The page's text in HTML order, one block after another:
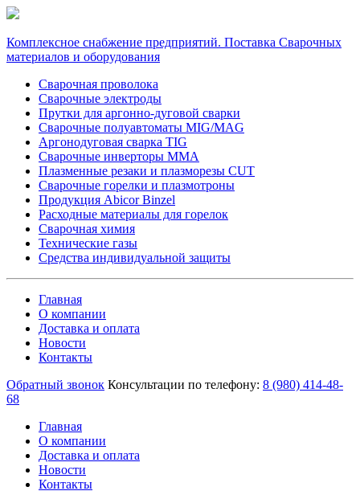
Комплексное снабжение предприятий. Поставка Сварочных
материалов и оборудования
Сварочная проволока
Сварочные электроды
Прутки для аргонно-дуговой сварки
Сварочные полуавтоматы MIG/MAG
Аргонодуговая сварка TIG
Сварочные инверторы MMA
Плазменные резаки и плазморезы CUT
Сварочные горелки и плазмотроны
Продукция Abicor Binzel
Расходные материалы для горелок
Сварочная химия
Технические газы
Средства индивидуальной защиты
Главная
О компании
Доставка и оплата
Новости
Контакты
Обратный звонок Консультации по телефону: 8 (980) 414-48-
68
Главная
О компании
Доставка и оплата
Новости
Контакты